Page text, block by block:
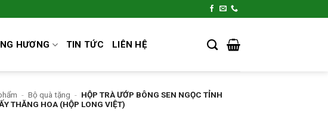
HƯƠNG TIN TỨC LIÊN HỆ
- Bộ quà tặng - HỘP TRÀ ƯỚP BÔNG SEN NGỌC TỈNH
THĂNG HOA (HỘP LONG VIỆT)